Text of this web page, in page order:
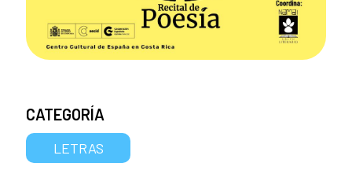
CATEGORÍA
LETRAS